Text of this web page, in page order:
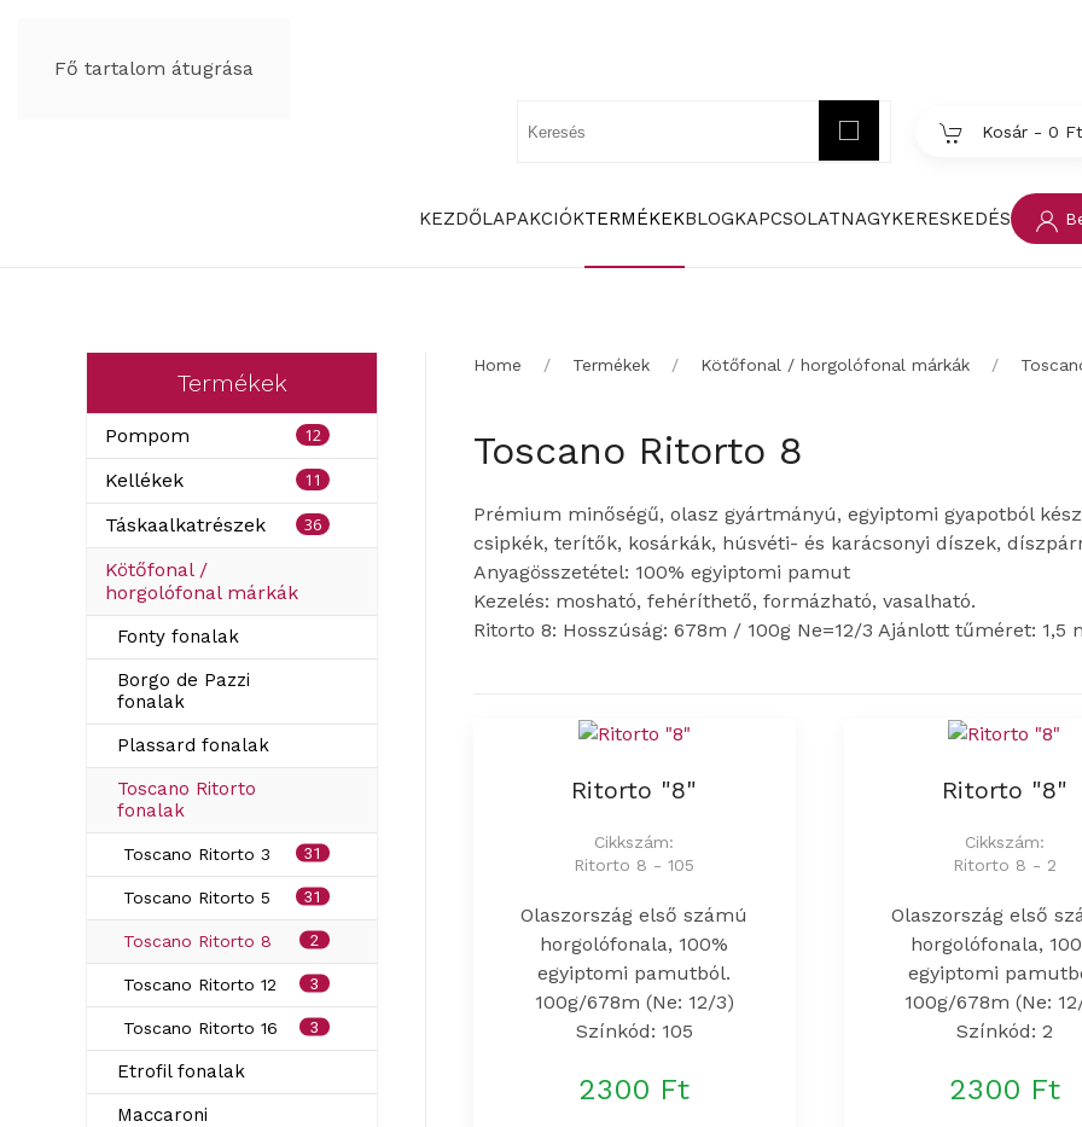
Fő tartalom átugrása
Kosár - 0 Ft
KEZDŐLAPAKCIÓKTERMÉKEKBLOGKAPCSOLATNAGYKERESKEDÉS
Termékek
Pompom 12
Kellékek 11
Táskaalkatrészek 36
Kötőfonal /
horgolófonal márkák
Fonty fonalak
Borgo de Pazzi
fonalak
Plassard fonalak
Toscano Ritorto
fonalak
Toscano Ritorto 3 31
Toscano Ritorto 5 31
Toscano Ritorto 8 2
Toscano Ritorto 12 3
Toscano Ritorto 16 3
Etrofil fonalak
Maccaroni
Home Termékek Kötőfonal / horgolófonal márkák
Toscano Ritorto 8
Prémium minőségű, olasz gyártmányú, egyiptomi gyapotból
csipkék, terítők, kosárkák, húsvéti- és karácsonyi díszek,
Anyagösszetétel: 100% egyiptomi pamut
Kezelés: mosható, fehéríthető, formázható, vasalható.
Ritorto 8: Hosszúság: 678m / 100g Ne=12/3 Ajánlott tűméret: 1,5
Ritorto "8"
Cikkszám:
Ritorto 8 - 105
Olaszország első számú
horgolófonala, 100%
egyiptomi pamutból.
100g/678m (Ne: 12/3)
Színkód: 105
2300 Ft
Ritorto "8"
Cikkszám:
Ritorto 8 - 2
Olaszország első
horgolófonala,
egyiptomi
100g/678m (Ne:
Színkód: 2
2300 Ft